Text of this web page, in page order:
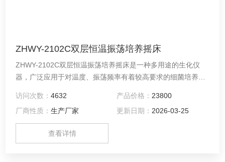
ZHWY-2102C双层恒温振荡培养摇床
ZHWY-2102C双层恒温振荡培养摇床是一种多用途的生化仪
器，广泛应用于对温度、振荡频率有着较高要求的细菌培养、
学、生物学、分子学、制药、食品、环保等研究应用领域有着
广泛而重要的应用。
访问次数：4632 产品价格： 23800
厂商性质：生产厂家 更新日期： 2026-03-25
查看详情